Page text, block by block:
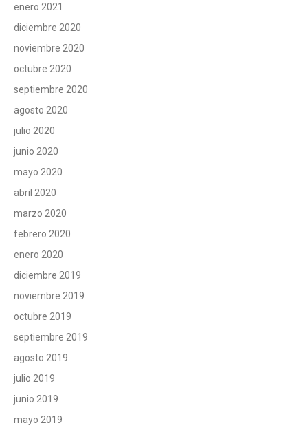
enero 2021
diciembre 2020
noviembre 2020
octubre 2020
septiembre 2020
agosto 2020
julio 2020
junio 2020
mayo 2020
abril 2020
marzo 2020
febrero 2020
enero 2020
diciembre 2019
noviembre 2019
octubre 2019
septiembre 2019
agosto 2019
julio 2019
junio 2019
mayo 2019